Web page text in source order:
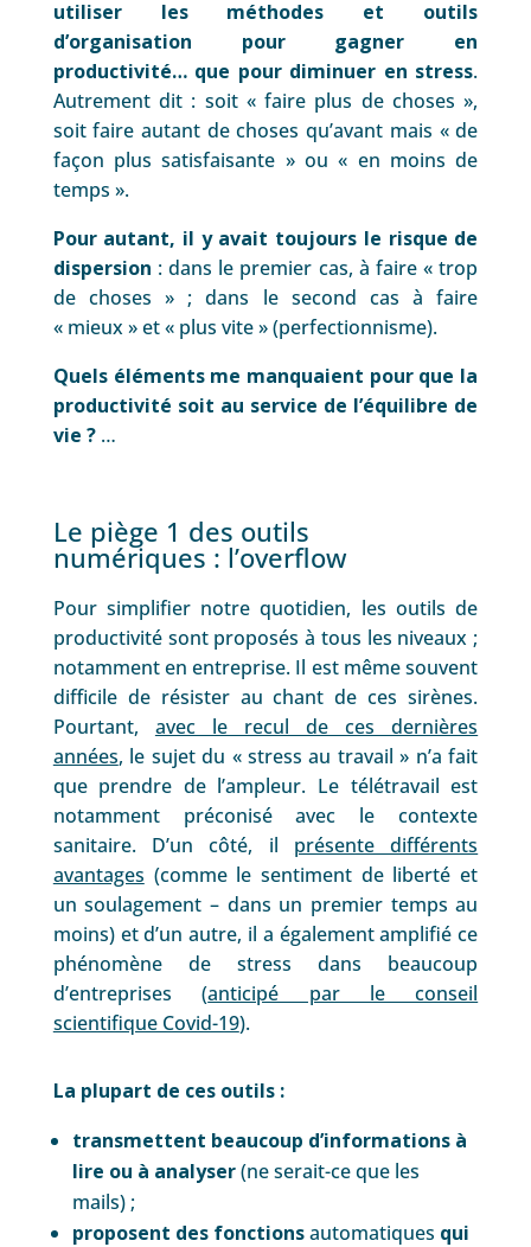
utiliser les méthodes et outils
d’organisation pour gagner en
productivité… que pour diminuer en stress.
Autrement dit : soit « faire plus de choses »,
soit faire autant de choses qu’avant mais « de
façon plus satisfaisante » ou « en moins de
temps ».
Pour autant, il y avait toujours le risque de
dispersion : dans le premier cas, à faire « trop
de choses » ; dans le second cas à faire
« mieux » et « plus vite » (perfectionnisme).
Quels éléments me manquaient pour que la
productivité soit au service de l’équilibre de
vie ?…
Le piège 1 des outils
numériques : l’overflow
Pour simplifier notre quotidien, les outils de
productivité sont proposés à tous les niveaux ;
notamment en entreprise. Il est même souvent
difficile de résister au chant de ces sirènes.
Pourtant, avec le recul de ces dernières
années, le sujet du « stress au travail » n’a fait
que prendre de l’ampleur. Le télétravail est
notamment préconisé avec le contexte
sanitaire. D’un côté, il présente différents
avantages (comme le sentiment de liberté et
un soulagement – dans un premier temps au
moins) et d’un autre, il a également amplifié ce
phénomène de stress dans beaucoup
d’entreprises (anticipé par le conseil
scientifique Covid-19).
La plupart de ces outils :
transmettent beaucoup d’informations à
lire ou à analyser(ne serait-ce que les
mails) ;
proposent des fonctionsautomatiques qui